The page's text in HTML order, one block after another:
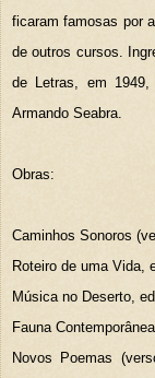
ficaram famosas por
de outros cursos.
de Letras, em
Armando Seabra.
Obras:
Caminhos Sonoros
Roteiro de uma Vida,
Música no Deserto,
Fauna
Novos Poemas